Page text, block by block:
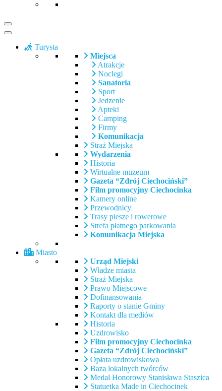
Turysta
Miejsca
Atrakcje
Noclegi
Sanatoria
Sport
Jedzenie
Apteki
Camping
Firmy
Komunikacja
Straż Miejska
Wydarzenia
Historia
Wirtualne muzeum
Gazeta “Zdrój Ciechociński”
Film promocyjny Ciechocinka
Kamery online
Przewodnicy
Trasy piesze i rowerowe
Strefa płatnego parkowania
Komunikacja Miejska
Miasto
Urząd Miejski
Władze miasta
Straż Miejska
Prawo Miejscowe
Dofinansowania
Raporty o stanie Gminy
Kontakt dla mediów
Historia
Uzdrowisko
Film promocyjny Ciechocinka
Gazeta “Zdrój Ciechociński”
Opłata uzdrowiskowa
Baza lokalnych twórców
Medal Honorowy Stanisława Staszica
Statuetka Made in Ciechocinek